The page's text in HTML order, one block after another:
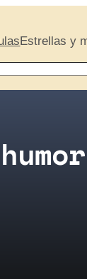
Estrellas y